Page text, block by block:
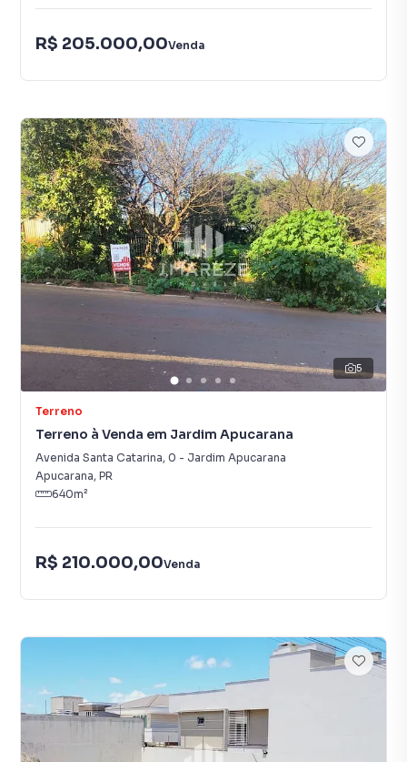
R$ 205.000,00Venda
5
Terreno
Terreno à Venda em Jardim Apucarana
Avenida Santa Catarina, 0 - Jardim Apucarana
Apucarana, PR
640m²
R$ 210.000,00Venda